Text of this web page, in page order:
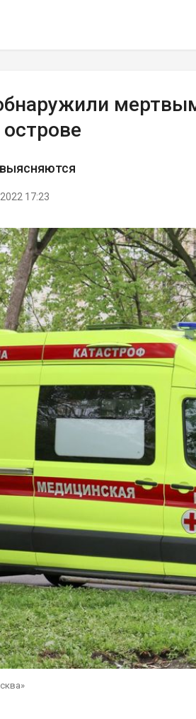
17:23